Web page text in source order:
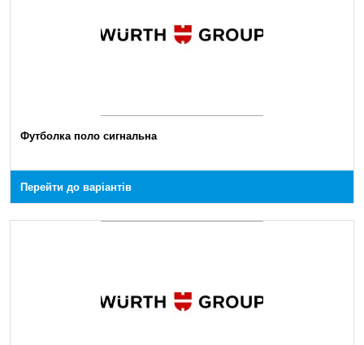
Футболка поло сигнальна
Перейти до варіантів